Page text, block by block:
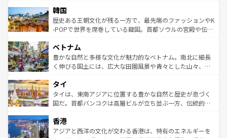
はコンテンツ一覧
いる。アクティビティも充実しており、サーフィンやダイ
ビング、ハイキングなど、アウトドア好きにはたまらな
い。オーストラリアの多彩な魅力を存分に味わいつくそ
参照してほしい。
ン）、静ひつな山岳地帯である台湾東部など、都市の喧騒
と山間の静けさが共存しており、訪れる人に新しい発見と
驚きをもたらしてくれる。また、奥深い台湾の食文化も魅
容にもいいと評判のスイーツなど、バラエティ豊かな料理
が味わえる。 なお、新着の台湾情報は コンテンツ一覧を参
照してほしい。
韓国
歴史ある王朝文化が残る一方で、最先端のファッションやK
-POPで世界を席巻している韓国。首都ソウルの宮殿や伝統
き、地方に足を延ばせば四季折々の自然美を楽しむことが
できる。そして、キムチや焼肉、絶品のストリートフード
まで、さまざまな韓国料理が待っている。夜には、韓国な
リティに包まれながら、韓国の多彩な魅力を心ゆくまで味
わってみてほしい。 なお、新着の韓国情報はコンテンツ一
覧を参照してほしい。
ベトナム
豊かな自然と多様な文化が魅力的なベトナム。南北に細長
く伸びる国土には、広大な田園風景や青々とした山々、世
急速な発展と共に伝統が息づく。ハノイの古い町並みやホ
ーチミン市のフランス統治時代の建物も、独特の雰囲気を
醸し出している。また、バラエティの豊かさとおいしさで
とつ。フォーやバインミー、ベトナムコーヒーなどは、ぜ
ひ現地で味わいたい。どの地域を訪れてもあたたかい人々
タイ
タイは、東南アジアに位置する豊かな自然と歴史が息づく
国だ。首都バンコクは高層ビルが立ち並ぶ一方、伝統的な
の活気が交差している。北部ではチェンマイなどの山岳地
帯で自然と触れ合い、南部ではプーケットやクラビの美し
香港
アジアと西洋の文化が交わる香港は、特有のエネルギーを